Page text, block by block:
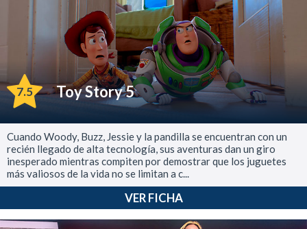
7.5 Toy Story 5
Cuando Woody, Buzz, Jessie y la pandilla se encuentran con un
recién llegado de alta tecnología, sus aventuras dan un giro
inesperado mientras compiten por demostrar que los juguetes
más valiosos de la vida no se limitan a c...
VER FICHA